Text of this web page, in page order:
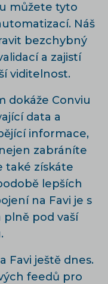
můžete tyto
Náš
bezchybný
a zajistí
viditelnost.
dokáže Conviu
data a
informace,
zabráníte
také získáte
lepších
na Favi je s
pod vaší
Favi ještě dnes.
feedů pro